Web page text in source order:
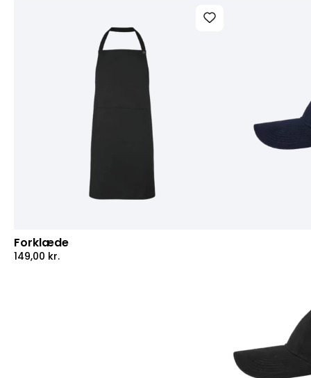
Forklæde
149,00 kr.